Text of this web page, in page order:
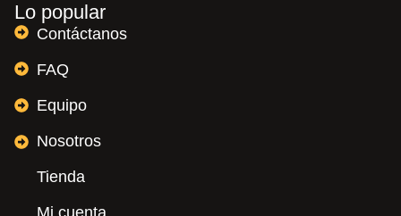
Lo popular
Contáctanos
FAQ
Equipo
Nosotros
Tienda